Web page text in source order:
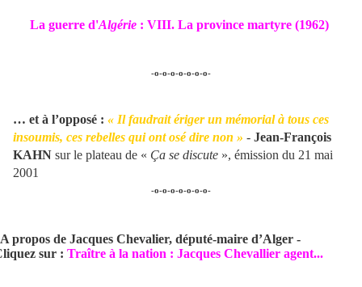
La guerre d'Algérie : VIII. La province martyre (1962)
-o-o-o-o-o-o-o-
… et à l’opposé : « Il faudrait ériger un mémorial à tous ces
insoumis, ces rebelles qui ont osé dire non » - Jean-François
KAHN sur le plateau de « Ça se discute », émission du 21 mai
2001
-o-o-o-o-o-o-o-
propos de Jacques Chevalier, député-maire d’Alger -
sur : Traître à la nation : Jacques Chevallier agent...